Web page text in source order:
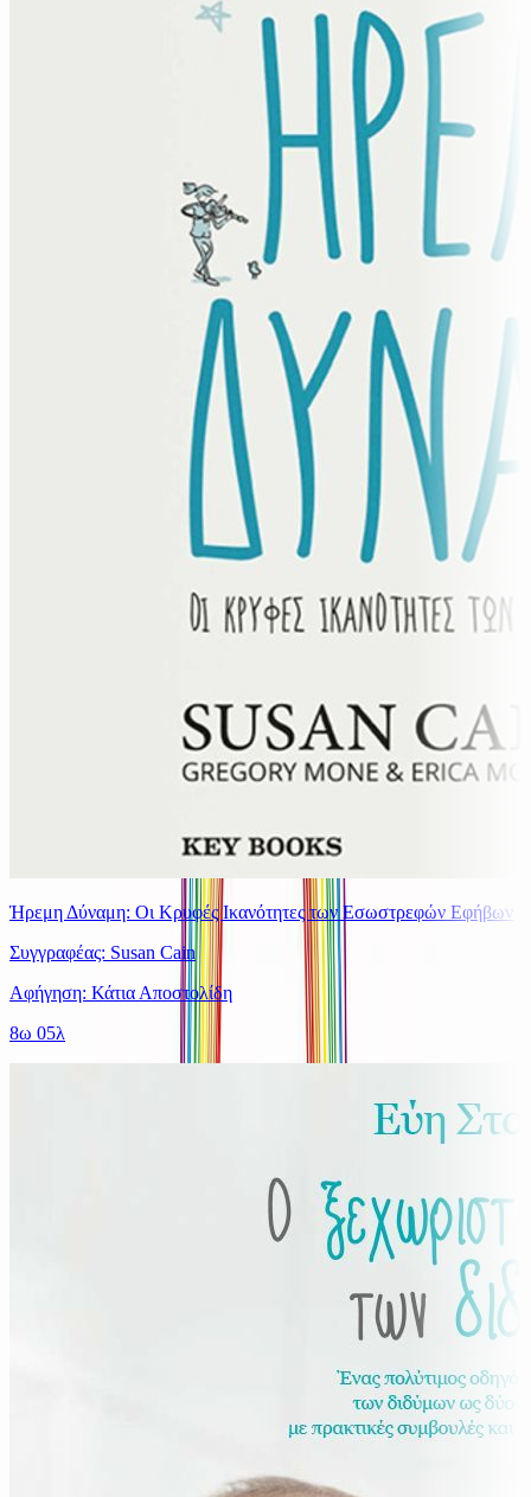
Ήρεμη Δύναμη: Οι Κρυφές Ικανότητες των Εσωστρεφών Εφήβων
Συγγραφέας: Susan Cain
Αφήγηση: Κάτια Αποστολίδη
8ω 05λ